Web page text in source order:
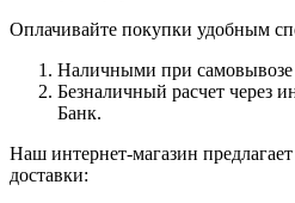
Оплачивайте покупки удобным
Наличными при самовывозе
Безналичный расчет через
Банк.
Наш интернет-магазин
доставки: